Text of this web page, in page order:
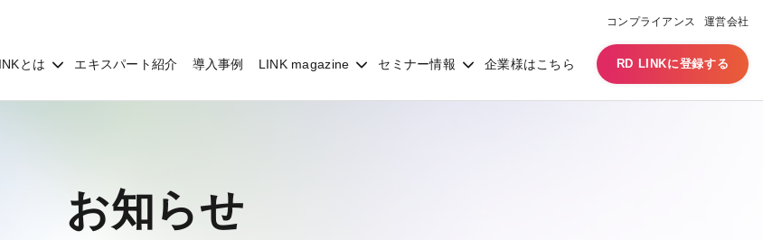
とは エキスパート紹介 導入事例 LINK magazine セミナー情報 企業様はこちら RD LINKに登録する
コンプライアンス 運営会社
お知らせ